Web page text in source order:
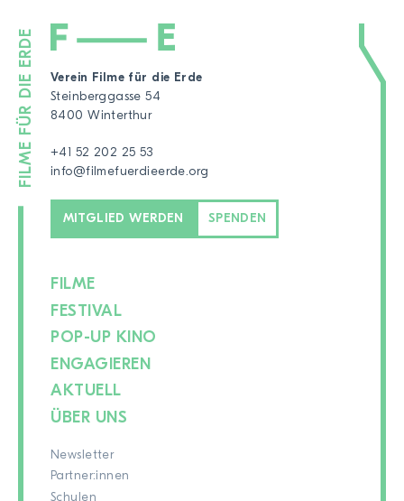
Verein Filme für die Erde
Steinberggasse 54
8400 Winterthur
+41 52 202 25 53
info@filmefuerdieerde.org
MITGLIED WERDEN SPENDEN
FILME
FESTIVAL
POP-UP KINO
ENGAGIEREN
AKTUELL
ÜBER UNS
Newsletter
Partner:innen
Schulen